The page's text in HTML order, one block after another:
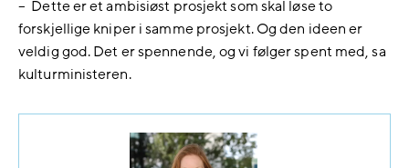
– Dette er et ambisiøst prosjekt som skal løse to
forskjellige kniper i samme prosjekt. Og den ideen er
veldig god. Det er spennende, og vi følger spent med, sa
kulturministeren.